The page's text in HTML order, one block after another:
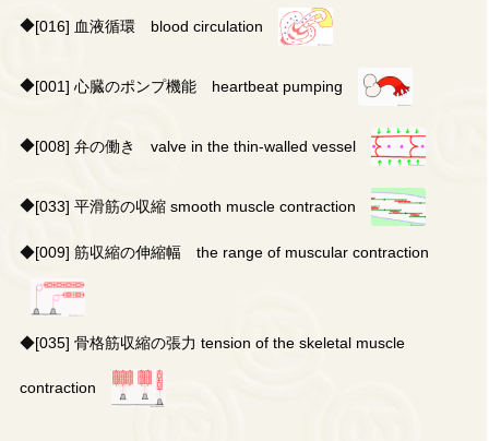
◆[016] 血液循環 blood circulation
◆[001] 心臓のポンプ機能 heartbeat pumping
◆[008] 弁の働き valve in the thin‐walled vessel
◆[033] 平滑筋の収縮 smooth muscle contraction
◆[009] 筋収縮の伸縮幅 the range of muscular contraction
◆[035] 骨格筋収縮の張力 tension of the skeletal muscle
contraction